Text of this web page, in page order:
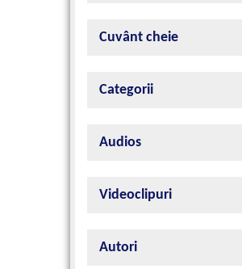
Cuvânt cheie
Categorii
Audios
Videoclipuri
Autori